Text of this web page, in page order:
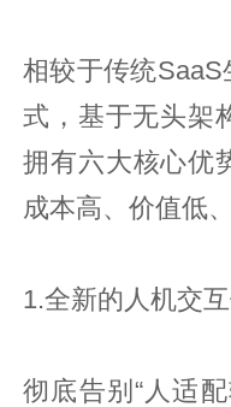
相较于传统
式，基于无头架
拥有六大核心优
成本高、价值低
1.全新的人机交
彻底告别“人适